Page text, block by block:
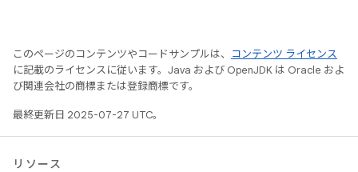
このページのコンテンツやコードサンプルは、
コンテンツ ライセンス
に記載のライセンスに従います。Java および OpenJDK は Oracle およ
び関連会社の商標または登録商標です。
最終更新日 2025-07-27 UTC。
リソース